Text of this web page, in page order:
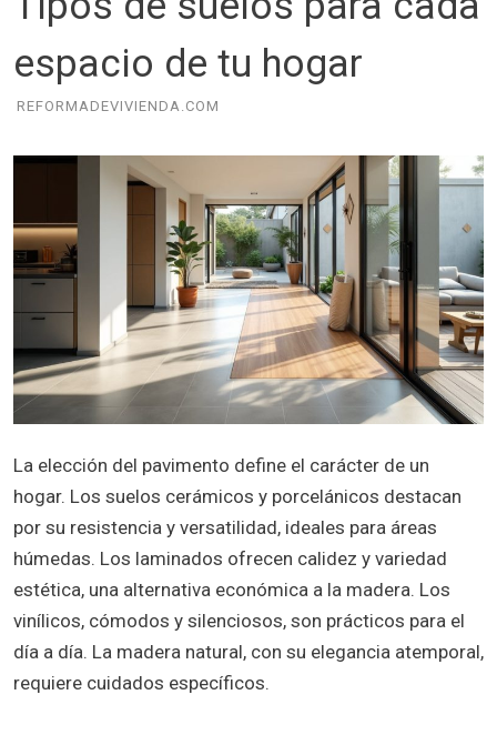
espacio de tu hogar
REFORMADEVIVIENDA.COM
La elección del pavimento define el carácter de un
hogar. Los suelos cerámicos y porcelánicos destacan
por su resistencia y versatilidad, ideales para áreas
húmedas. Los laminados ofrecen calidez y variedad
estética, una alternativa económica a la madera. Los
vinílicos, cómodos y silenciosos, son prácticos para el
día a día. La madera natural, con su elegancia atemporal,
requiere cuidados específicos.